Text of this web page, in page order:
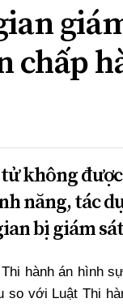
chấp
không
năng, tác
bị giám
hành án hình
so với Luật Thi